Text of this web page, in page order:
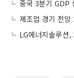
제조업 경기 전
LG에너지솔루션